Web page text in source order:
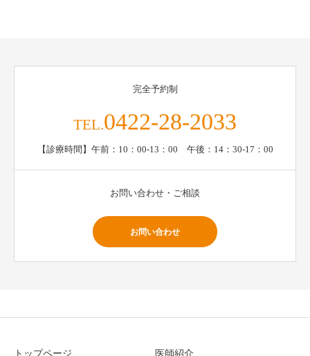
完全予約制
TEL.0422-28-2033
【診療時間】午前：10：00-13：00 午後：14：30-17：00
お問い合わせ・ご相談
お問い合わせ
トップページ 医師紹介